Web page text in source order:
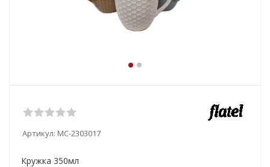
Артикул: MC-2303017
Кружка 350мл